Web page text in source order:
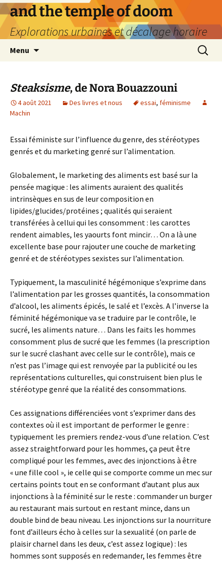
Aller
au
contenu
and the temple of doom
Explorations urbaines et décalage horaire
Menu
Steaksisme, de Nora Bouazzouni
4 août 2021 Des livres et nous essai, féminisme
Machin
Essai féministe sur l’influence du genre, des stéréotypes
genrés et du marketing genré sur l’alimentation.
Globalement, le marketing des aliments est basé sur la
pensée magique : les aliments auraient des qualités
intrinsèques en sus de leur composition en
lipides/glucides/protéines ; qualités qui seraient
transférées à cellui qui les consomment : les carottes
rendent aimables, les yaourts font mincir… On a là une
excellente base pour rajouter une couche de marketing
genré et de stéréotypes sexistes sur l’alimentation.
Typiquement, la masculinité hégémonique s’exprime dans
l’alimentation par les grosses quantités, la consommation
d’alcool, les aliments épicés, le salé et l’excès. A l’inverse la
féminité hégémonique va se traduire par le contrôle, le
sucré, les aliments nature… Dans les faits les hommes
consomment plus de sucré que les femmes (la prescription
sur le sucré clashant avec celle sur le contrôle), mais ce
n’est pas l’image qui est renvoyée par la publicité ou les
représentations culturelles, qui construisent bien plus le
stéréotype genré que la réalité des consommations.
Ces assignations différenciées vont s’exprimer dans des
contextes où il est important de performer le genre :
typiquement les premiers rendez-vous d’une relation. C’est
assez straightforward pour les hommes, ça peut être
compliqué pour les femmes, avec des injonctions à être
« une fille cool », ie celle qui se comporte comme un mec sur
certains points tout en se conformant d’autant plus aux
injonctions à la féminité sur le reste : commander un burger
au restaurant mais surtout en restant mince, dans un
double bind de beau niveau. Les injonctions sur la nourriture
font d’ailleurs écho à celles sur la sexualité (on parle de
plaisir charnel dans les deux, c’est assez logique) : les
hommes sont supposés en redemander, les femmes être